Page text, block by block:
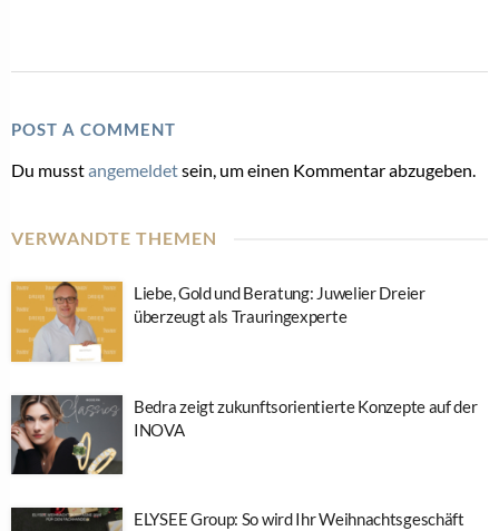
POST A COMMENT
Du musstangemeldetsein, um einen Kommentar abzugeben.
VERWANDTE THEMEN
Liebe, Gold und Beratung: Juwelier Dreier
überzeugt als Trauringexperte
Bedra zeigt zukunftsorientierte Konzepte auf der
INOVA
ELYSEE Group: So wird Ihr Weihnachtsgeschäft